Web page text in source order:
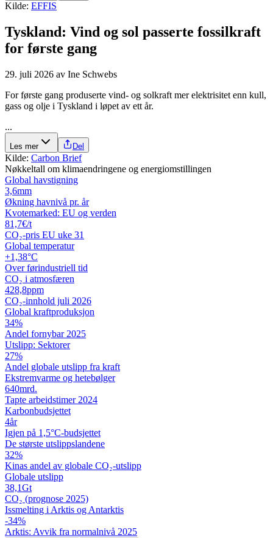
Kilde: EFFIS
Tyskland: Vind og sol passerte fossilkraft
for første gang
29. juli 2026 av Ine Schwebs
For første gang produserte vind- og solkraft mer elektrisitet enn kull,
gass og olje i Tyskland i løpet av ett år.
...
Les mer Del
Kilde: Carbon Brief
Nøkkeltall om klimaendringene og energiomstillingen
Global havstigning
3,6mm
Økning havnivå pr. år
Kvotemarked: EU og verden
81,7€/t
CO₂-pris EU uke 31
Global temperatur
+1,38°C
Over førindustriell tid
CO₂ i atmosfæren
428,8ppm
CO₂-innhold juli 2026
Global kraftproduksjon
34%
Andel fornybar 2025
Utslipp: Sektorer
27%
Andel globale utslipp fra kraft
Ekstremvarme og hetebølger
640mrd.
Tapte arbeidstimer 2024
Karbon­budsjettet
4år
Igjen på 1,5°C-budsjettet
De største utslipps­landene
32%
Kinas andel av globale CO₂-utslipp
Globale utslipp
38,1Gt
CO₂ (prognose 2025)
Issmelting i Arktis og Antarktis
-34%
Arktis: Avvik fra normalnivå 2025